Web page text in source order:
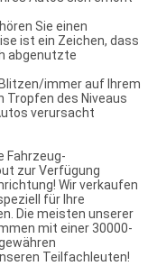
Sie einen
ist ein Zeichen, dass
abgenutzte
immer auf Ihrem
Tropfen des Niveaus
verursacht
Fahrzeug-
zur Verfügung
Wir verkaufen
für Ihre
Die meisten unserer
mit einer 30000-
Teilfachleuten!